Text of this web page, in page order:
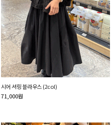
시어 셔링 블라우스 (2col)
71,000원